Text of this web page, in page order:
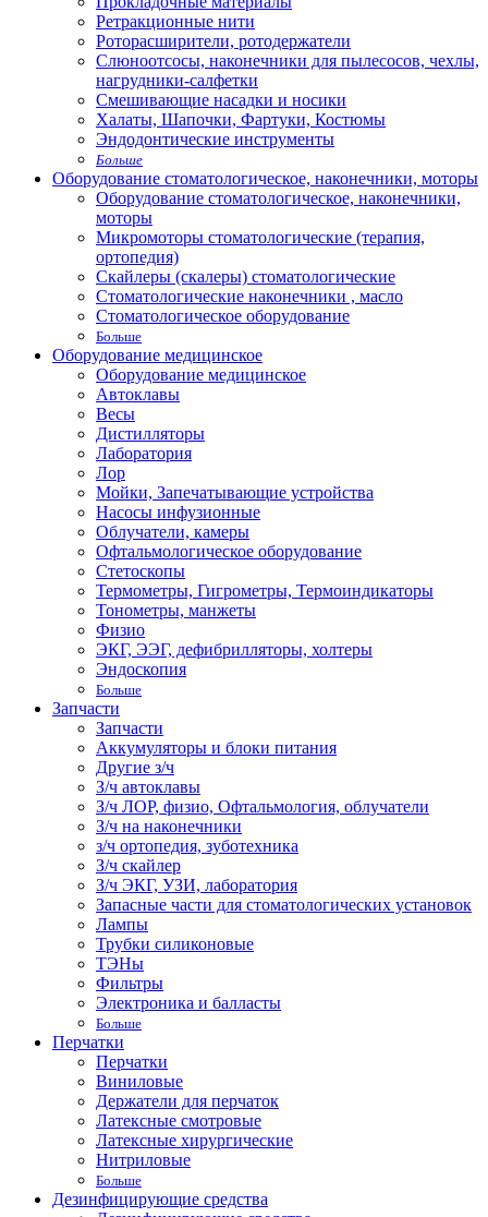
Ретракционные нити
Роторасширители, ротодержатели
Слюноотсосы, наконечники для пылесосов, чехлы,
нагрудники-салфетки
Смешивающие насадки и носики
Халаты, Шапочки, Фартуки, Костюмы
Эндодонтические инструменты
Больше
Оборудование стоматологическое, наконечники, моторы
Оборудование стоматологическое, наконечники,
моторы
Микромоторы стоматологические (терапия,
ортопедия)
Скайлеры (скалеры) стоматологические
Стоматологические наконечники , масло
Стоматологическое оборудование
Больше
Оборудование медицинское
Оборудование медицинское
Автоклавы
Весы
Дистилляторы
Лаборатория
Лор
Мойки, Запечатывающие устройства
Насосы инфузионные
Облучатели, камеры
Офтальмологическое оборудование
Стетоскопы
Термометры, Гигрометры, Термоиндикаторы
Тонометры, манжеты
Физио
ЭКГ, ЭЭГ, дефибрилляторы, холтеры
Эндоскопия
Больше
Запчасти
Запчасти
Аккумуляторы и блоки питания
Другие з/ч
З/ч автоклавы
З/ч ЛОР, физио, Офтальмология, облучатели
З/ч на наконечники
з/ч ортопедия, зуботехника
З/ч скайлер
З/ч ЭКГ, УЗИ, лаборатория
Запасные части для стоматологических установок
Лампы
Трубки силиконовые
ТЭНы
Фильтры
Электроника и балласты
Больше
Перчатки
Перчатки
Виниловые
Держатели для перчаток
Латексные смотровые
Латексные хирургические
Нитриловые
Больше
Дезинфицирующие средства